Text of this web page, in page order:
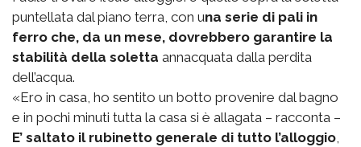
puntellata dal piano terra, con una serie di pali in
ferro che, da un mese, dovrebbero garantire la
stabilità della soletta annacquata dalla perdita
dell’acqua.
«Ero in casa, ho sentito un botto provenire dal bagno
e in pochi minuti tutta la casa si è allagata – racconta –
E’ saltato il rubinetto generale di tutto l’alloggio,